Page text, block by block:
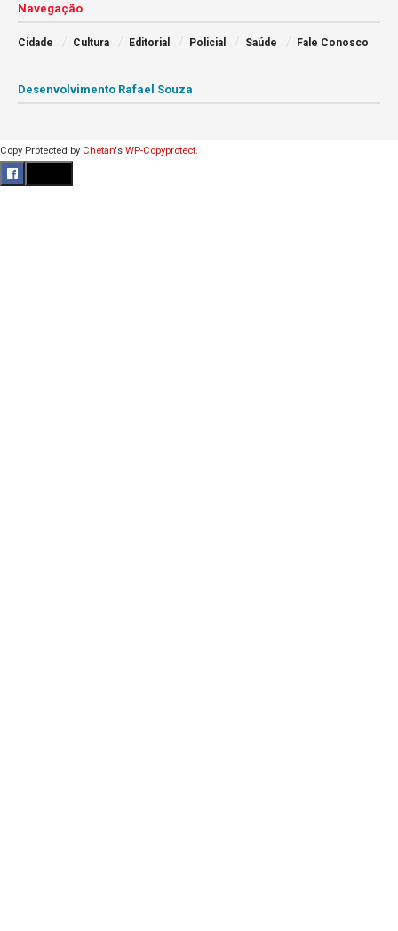
Navegação
Cidade Cultura Editorial Policial Saúde Fale Conosco
Desenvolvimento Rafael Souza
Copy Protected by Chetan's WP-Copyprotect.